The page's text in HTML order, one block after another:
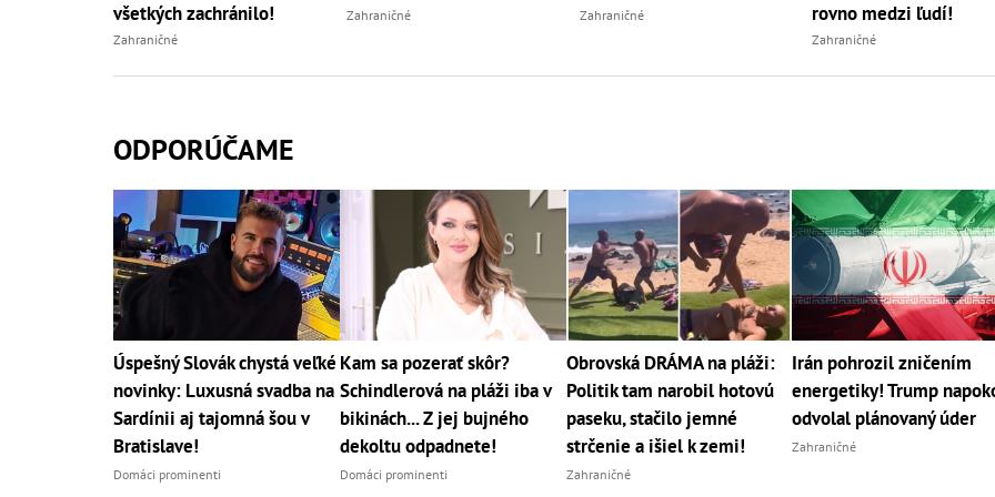
všetkých zachránilo!
Zahraničné
Zahraničné Zahraničné
rovno medzi ľudí!
Zahraničné
ODPORÚČAME
Úspešný Slovák chystá veľké
novinky: Luxusná svadba na
Sardínii aj tajomná šou v
Bratislave!
Domáci prominenti
Kam sa pozerať skôr?
Schindlerová na pláži iba v
bikinách... Z jej bujného
dekoltu odpadnete!
Domáci prominenti
Obrovská DRÁMA na pláži:
Politik tam narobil hotovú
paseku, stačilo jemné
strčenie a išiel k zemi!
Zahraničné
Irán pohrozil zničením
energetiky! Trump
odvolal plánovaný úder
Zahraničné